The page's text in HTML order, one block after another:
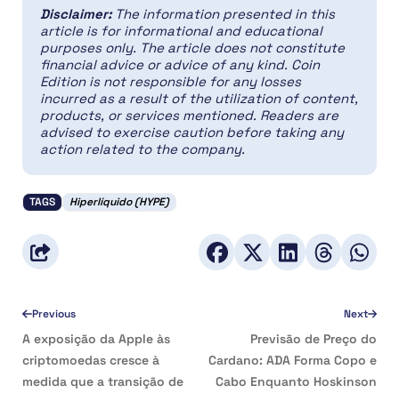
Disclaimer: The information presented in this
article is for informational and educational
purposes only. The article does not constitute
financial advice or advice of any kind. Coin
Edition is not responsible for any losses
incurred as a result of the utilization of content,
products, or services mentioned. Readers are
advised to exercise caution before taking any
action related to the company.
TAGS Hiperlíquido (HYPE)
Previous
A exposição da Apple às
criptomoedas cresce à
medida que a transição de
Next
Previsão de Preço do
Cardano: ADA Forma Copo e
Cabo Enquanto Hoskinson